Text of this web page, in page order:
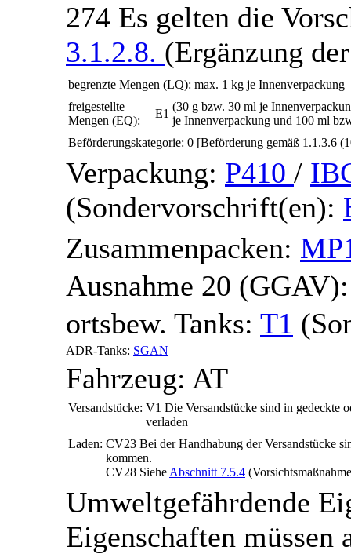
274 Es gelten die
3.1.2.8. (Ergänzung
begrenzte Mengen (LQ): max. 1 kg je Innenverpackung
freigestellte
Mengen (EQ):
E1
(30 g bzw. 30 ml je
je Innenverpackung und 100 ml
Beförderungskategorie: 0 [Beförderung gemäß 1.1.3.6
Verpackung: P410 /
(Sondervorschrift(en):
Zusammenpacken:
Ausnahme 20
ortsbew. Tanks: T1
ADR-Tanks: SGAN
Fahrzeug: AT
Versandstücke: V1 Die Versandstücke sind in gedeckte
verladen
Laden: CV23 Bei der Handhabung der Versandstücke
kommen.
CV28 Siehe Abschnitt 7.5.4
Umweltgefährdende
Eigenschaften